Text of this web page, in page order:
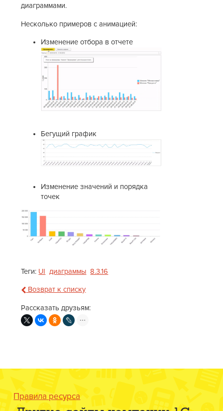
диаграммами.
Несколько примеров с анимацией:
Изменение отбора в отчете
Бегущий график
Изменение значений и порядка
точек
Теги: UI диаграммы 8.3.16
Возврат к списку
Рассказать друзьям:
Правила ресурса